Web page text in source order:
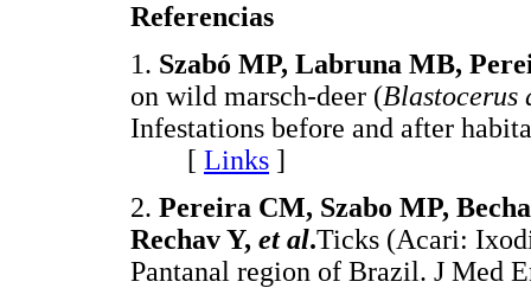
Referencias
1. Szabó MP, Labruna MB,
on wild marsch-deer (Blastocerus
Infestations before and after
[ Links ]
2. Pereira CM, Szabo MP,
Rechav Y, et al.Ticks (Acari:
Pantanal region of Brazil. J